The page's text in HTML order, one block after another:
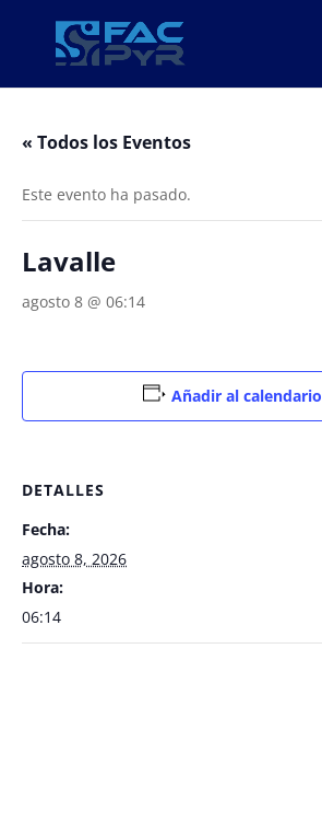
« Todos los Eventos
Este evento ha pasado.
Lavalle
agosto 8 @ 06:14
Añadir al calendario
DETALLES
Fecha:
agosto 8, 2026
Hora:
06:14